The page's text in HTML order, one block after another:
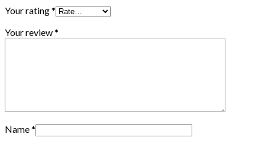
Your rating*
Your review*
Name*